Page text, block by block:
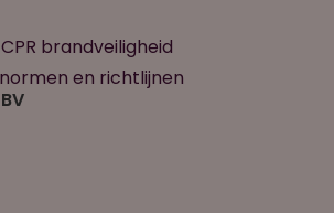
brandveiligheid
en richtlijnen